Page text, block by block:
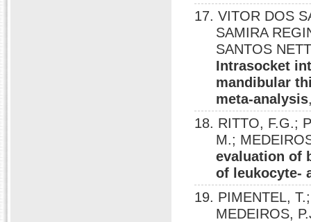
17. VITOR DOS
SAMIRA
SANTOS
Intrasocket
mandibular
meta-analysis
18. RITTO, F.G.;
M.;
evaluation of
of leukocyte-
19. PIMENTEL,
MEDEIROS,